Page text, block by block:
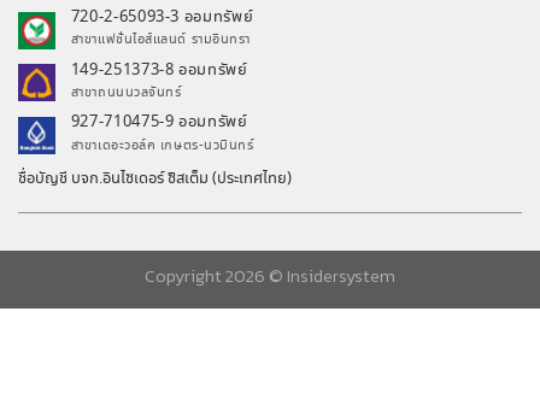
720-2-65093-3 ออมทรัพย์
สาขาแฟชั่นไอส์แลนด์ รามอินทรา
149-251373-8 ออมทรัพย์
สาขาถนนนวลจันทร์
927-710475-9 ออมทรัพย์
สาขาเดอะวอล์ค เกษตร-นวมินทร์
ชื่อบัญชี บจก.อินไซเดอร์ ซิสเต็ม (ประเทศไทย)
Copyright 2026 © Insidersystem